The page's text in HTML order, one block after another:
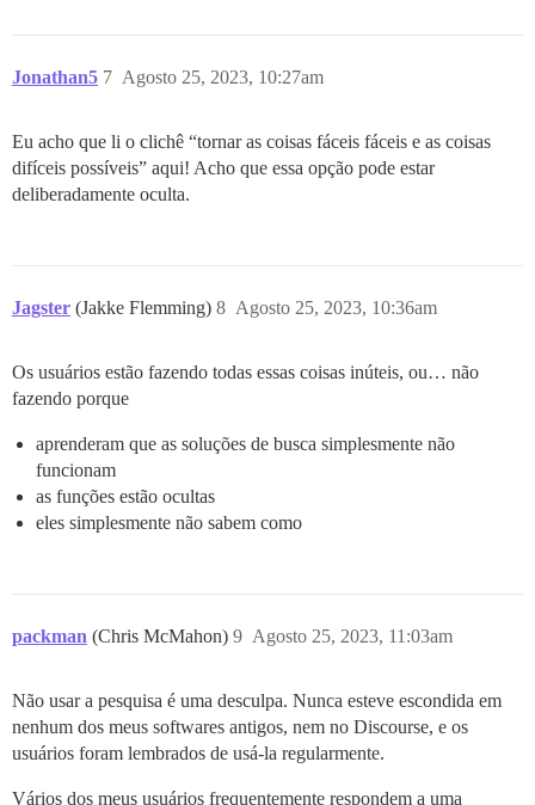
Jonathan5 Agosto 25, 2023, 10:27am
7
Eu acho que li o clichê “tornar as coisas fáceis fáceis e as coisas
difíceis possíveis” aqui! Acho que essa opção pode estar
deliberadamente oculta.
Jagster (Jakke Flemming) Agosto 25, 2023, 10:36am
8
Os usuários estão fazendo todas essas coisas inúteis, ou… não
fazendo porque
aprenderam que as soluções de busca simplesmente não
funcionam
as funções estão ocultas
eles simplesmente não sabem como
packman (Chris McMahon) Agosto 25, 2023, 11:03am
9
Não usar a pesquisa é uma desculpa. Nunca esteve escondida em
nenhum dos meus softwares antigos, nem no Discourse, e os
usuários foram lembrados de usá-la regularmente.
Vários dos meus usuários frequentemente respondem a uma